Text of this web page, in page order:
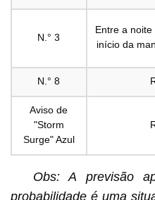
N.° 3
Entre a
início da
N.° 8
Aviso de
"Storm
Surge" Azul
Obs: A previsão
probabilidade é uma